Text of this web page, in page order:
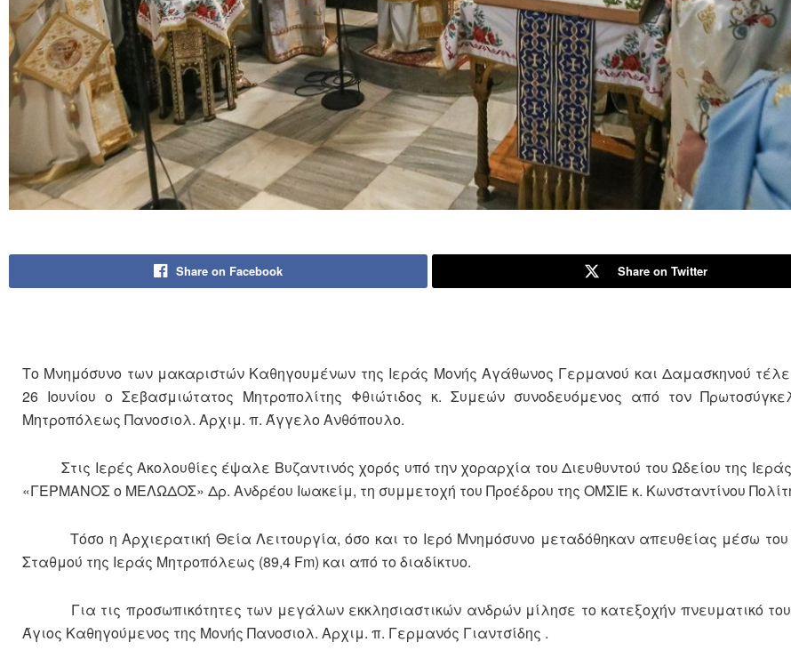
Share on Facebook Share on Twitter
Το Μνημόσυνο των μακαριστών Καθηγουμένων της Ιεράς Μονής Αγάθωνος Γερμανού και Δαμασκηνού
26 Ιουνίου ο Σεβασμιώτατος Μητροπολίτης Φθιώτιδος κ. Συμεών συνοδευόμενος από τον
Μητροπόλεως Πανοσιολ. Αρχιμ. π. Άγγελο Ανθόπουλο.
Στις Ιερές Ακολουθίες έψαλε Βυζαντινός χορός υπό την χοραρχία του Διευθυντού του Ωδείου της
«ΓΕΡΜΑΝΟΣ ο ΜΕΛΩΔΟΣ» Δρ. Ανδρέου Ιωακείμ, τη συμμετοχή του Προέδρου της ΟΜΣΙΕ κ. Κωνσταντίνου
Τόσο η Αρχιερατική Θεία Λειτουργία, όσο και το Ιερό Μνημόσυνο μεταδόθηκαν απευθείας μέσω του
Σταθμού της Ιεράς Μητροπόλεως (89,4 Fm) και από το διαδίκτυο.
Για τις προσωπικότητες των μεγάλων εκκλησιαστικών ανδρών μίλησε το κατεξοχήν πνευματικό
Άγιος Καθηγούμενος της Μονής Πανοσιολ. Αρχιμ. π. Γερμανός Γιαντσίδης .